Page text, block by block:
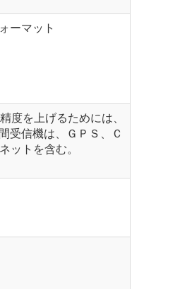
ーマット
を上げるためには、
受信機は、ＧＰＳ、Ｃ
ットを含む。